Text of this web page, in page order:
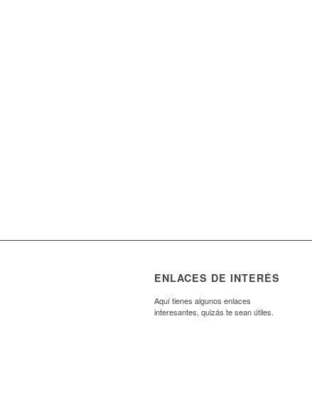
ENLACES DE INTERÉS
Aquí tienes algunos enlaces
interesantes, quizás te sean útiles.